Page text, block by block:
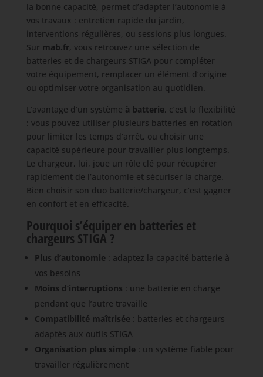
la bonne capacité, permet d’adapter l’autonomie à
vos travaux : entretien rapide du jardin,
interventions régulières, ou sessions plus longues.
Sur mab.fr, vous retrouvez une sélection de
batteries et de chargeurs STIGA pour compléter
votre équipement, remplacer un élément d’origine
ou optimiser votre organisation au quotidien.
L’avantage d’un système à batterie, c’est la flexibilité
: vous pouvez utiliser plusieurs batteries en rotation
pour limiter les temps d’arrêt, ou choisir une
capacité supérieure pour travailler plus longtemps.
Le chargeur, lui, joue un rôle clé pour récupérer
rapidement de l’autonomie et sécuriser la charge.
Bien choisir son duo batterie/chargeur, c’est gagner
en confort et en efficacité.
Pourquoi s’équiper en batteries et
chargeurs STIGA ?
Plus d’autonomie : adaptez la capacité batterie à
vos besoins
Moins d’interruptions : une batterie en charge
pendant que l’autre travaille
Compatibilité maîtrisée : batteries et chargeurs
adaptés aux outils STIGA
Organisation plus simple : un système fiable pour
travailler régulièrement